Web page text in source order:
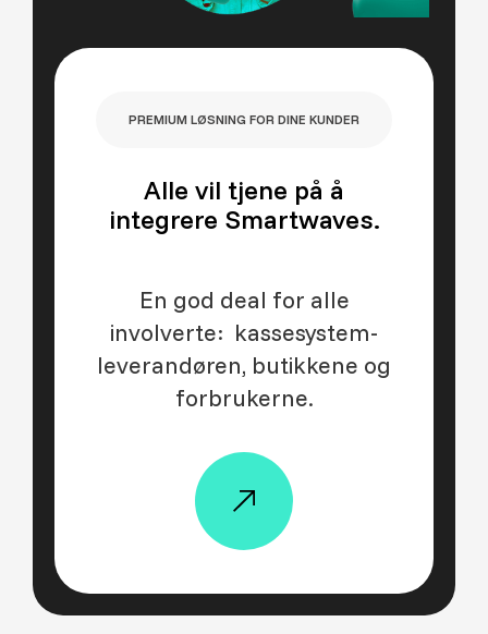
PREMIUM LØSNING FOR DINE KUNDER
Alle vil tjene på å
integrere Smartwaves.
En god deal for alle
involverte: kassesystem-
leverandøren, butikkene og
forbrukerne.